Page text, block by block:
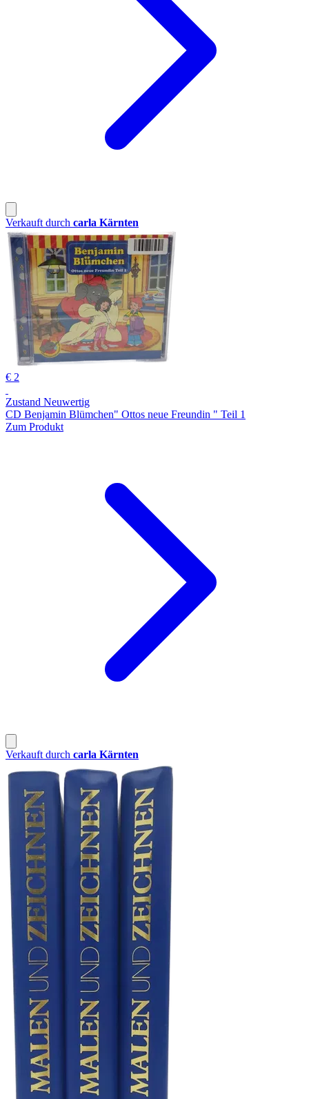
Verkauft durch carla Kärnten
€ 2
Zustand Neuwertig
CD Benjamin Blümchen" Ottos neue Freundin " Teil 1
Zum Produkt
Verkauft durch carla Kärnten